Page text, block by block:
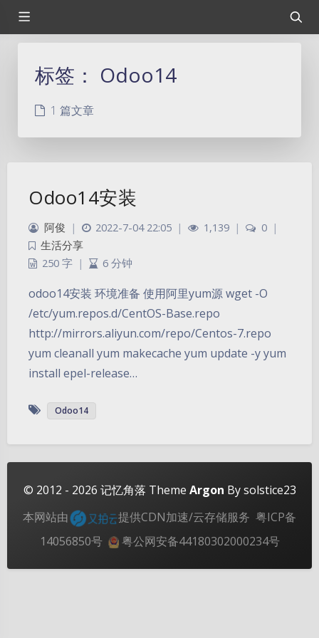
Sans Serif Serif
浅阴影 深阴影
关闭 日落 暗化 灰度
标签： Odoo14
1 篇文章
Odoo14安装
阿俊 | 2022-7-04 22:05 | 1,139 | 0 |
生活分享
250 字 | 6 分钟
odoo14安装 环境准备 使用阿里yum源 wget -O
/etc/yum.repos.d/CentOS-Base.repo
http://mirrors.aliyun.com/repo/Centos-7.repo
yum cleanall yum makecache yum update -y yum
install epel-release…
Odoo14
© 2012 - 2026 记忆角落 Theme Argon By solstice23
本网站由
提供CDN加速/云存储服务 粤ICP备
14056850号
粤公网安备44180302000234号